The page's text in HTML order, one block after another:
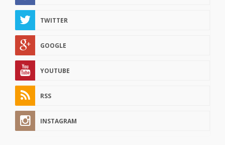
TWITTER
GOOGLE
YOUTUBE
RSS
INSTAGRAM